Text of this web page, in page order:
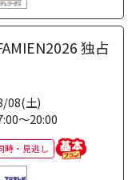
独占
08(土)
～20:00
時・見逃し